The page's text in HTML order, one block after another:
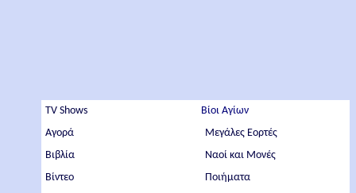
TV Shows
Αγορά
Βιβλία
Βίντεο
Βίοι Αγίων
Μεγάλες Εορτές
Ναοί και Μονές
Ποιήματα